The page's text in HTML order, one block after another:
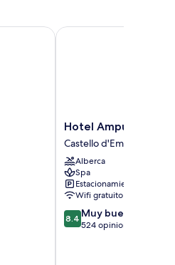
Hotel
Ampuria
Inn
Castello
d'Empuries
Hotel Ampuria Inn
Castello d'Empuries
Alberca
Spa
Estacionamiento gratis
Wifi gratuito
8.4
de
8.4 Muy bueno
524 opiniones
Hotel Ampuria Inn